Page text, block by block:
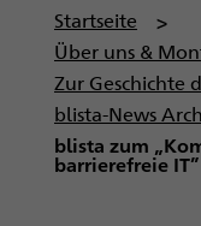
P
f
a
d
n
a
Startseite
Über uns &
Zur Geschichte
blista-News
blista zum
barrierefreie